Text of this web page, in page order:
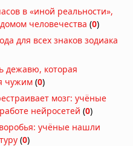
разлома Сан-
экстремальные
почвы при
начали испытания
для выращивания новых
океана найдены зубы
в «иной реальности»,
человечества (0)
для всех знаков зодиака
дежавю, которая
чужим (0)
мозг: учёные
нейросетей (0)
учёные нашли
(0)